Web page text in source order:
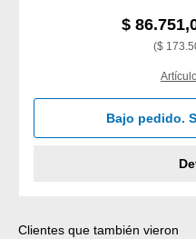
$
($
Bajo pedido.
Omitir la galería de productos
Clientes que también vieron